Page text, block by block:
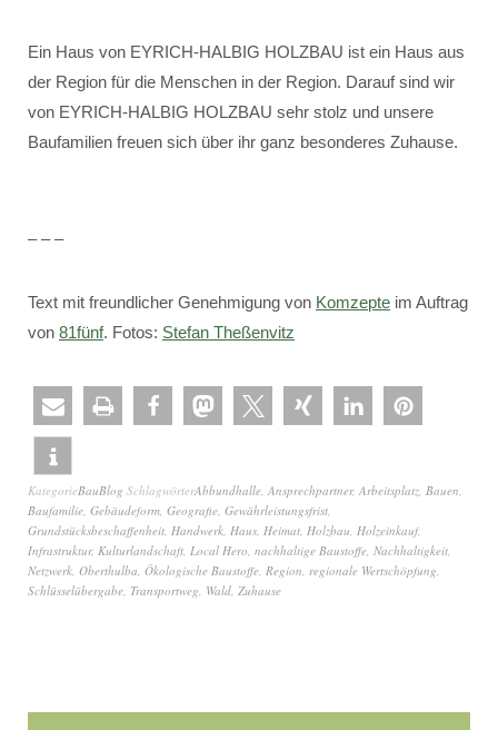
Ein Haus von EYRICH-HALBIG HOLZBAU ist ein Haus aus
der Region für die Menschen in der Region. Darauf sind wir
von EYRICH-HALBIG HOLZBAU sehr stolz und unsere
Baufamilien freuen sich über ihr ganz besonderes Zuhause.
– – –
Text mit freundlicher Genehmigung von Komzepte im Auftrag
von 81fünf. Fotos: Stefan Theßenvitz
KategorieBauBlog SchlagwörterAbbundhalle, Ansprechpartner, Arbeitsplatz, Bauen,
Baufamilie, Gebäudeform, Geografie, Gewährleistungsfrist,
Grundstücksbeschaffenheit, Handwerk, Haus, Heimat, Holzbau, Holzeinkauf,
Infrastruktur, Kulturlandschaft, Local Hero, nachhaltige Baustoffe, Nachhaltigkeit,
Netzwerk, Oberthulba, Ökologische Baustoffe, Region, regionale Wertschöpfung,
Schlüsselübergabe, Transportweg, Wald, Zuhause